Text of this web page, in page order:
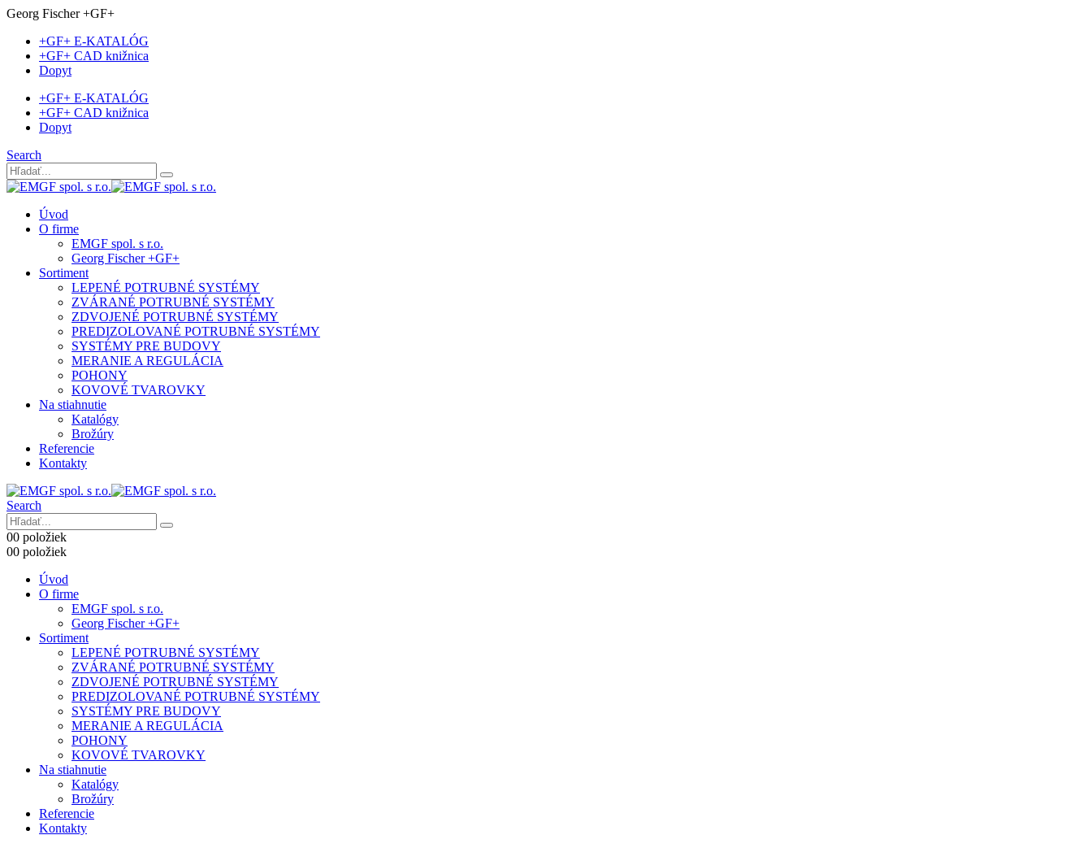
Georg Fischer +GF+
+GF+ E-KATALÓG
+GF+ CAD knižnica
Dopyt
+GF+ E-KATALÓG
+GF+ CAD knižnica
Dopyt
Search
Úvod
O firme
EMGF spol. s r.o.
Georg Fischer +GF+
Sortiment
LEPENÉ POTRUBNÉ SYSTÉMY
ZVÁRANÉ POTRUBNÉ SYSTÉMY
ZDVOJENÉ POTRUBNÉ SYSTÉMY
PREDIZOLOVANÉ POTRUBNÉ SYSTÉMY
SYSTÉMY PRE BUDOVY
MERANIE A REGULÁCIA
POHONY
KOVOVÉ TVAROVKY
Na stiahnutie
Katalógy
Brožúry
Referencie
Kontakty
Search
00 položiek
00 položiek
Úvod
O firme
EMGF spol. s r.o.
Georg Fischer +GF+
Sortiment
LEPENÉ POTRUBNÉ SYSTÉMY
ZVÁRANÉ POTRUBNÉ SYSTÉMY
ZDVOJENÉ POTRUBNÉ SYSTÉMY
PREDIZOLOVANÉ POTRUBNÉ SYSTÉMY
SYSTÉMY PRE BUDOVY
MERANIE A REGULÁCIA
POHONY
KOVOVÉ TVAROVKY
Na stiahnutie
Katalógy
Brožúry
Referencie
Kontakty